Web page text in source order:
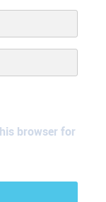
browser for